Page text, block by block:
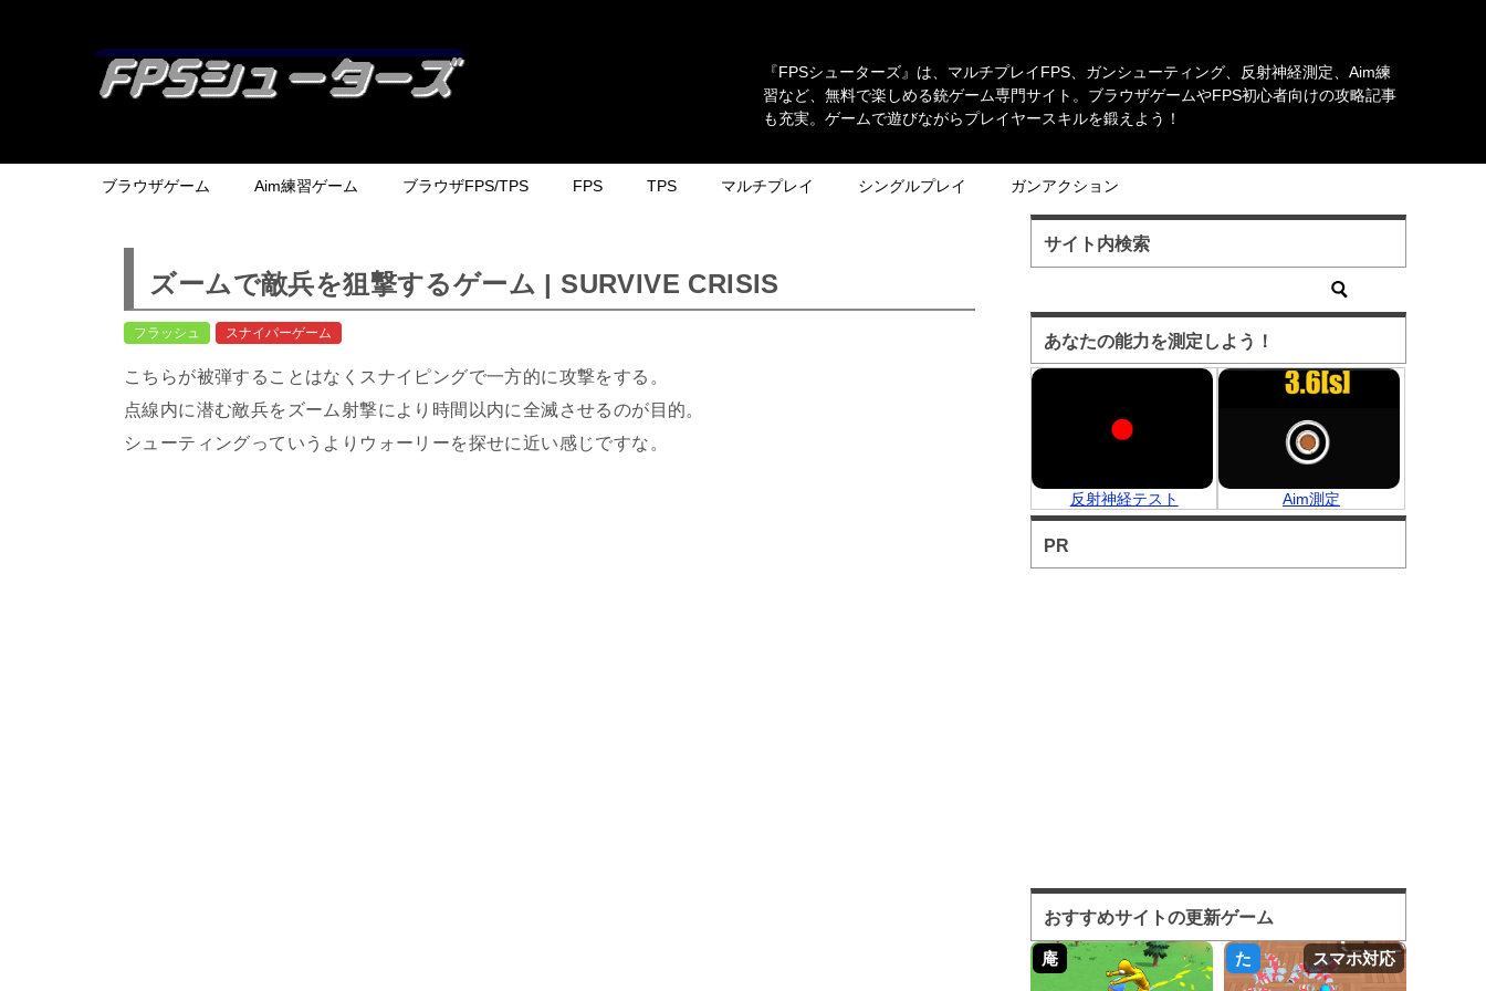
『FPSシューターズ』は、マルチプレイFPS、ガンシューティング、反射神経測定、Aim練
習など、無料で楽しめる銃ゲーム専門サイト。ブラウザゲームやFPS初心者向けの攻略記事
も充実。ゲームで遊びながらプレイヤースキルを鍛えよう！
ブラウザゲーム Aim練習ゲーム ブラウザFPS/TPS FPS TPS マルチプレイ シングルプレイ ガンアクション
ズームで敵兵を狙撃するゲーム | SURVIVE CRISIS
フラッシュ スナイパーゲーム
こちらが被弾することはなくスナイピングで一方的に攻撃をする。
点線内に潜む敵兵をズーム射撃により時間以内に全滅させるのが目的。
シューティングっていうよりウォーリーを探せに近い感じですな。
サイト内検索
あなたの能力を測定しよう！
反射神経テスト Aim測定
PR
おすすめサイトの更新ゲーム
庵 た スマホ対応